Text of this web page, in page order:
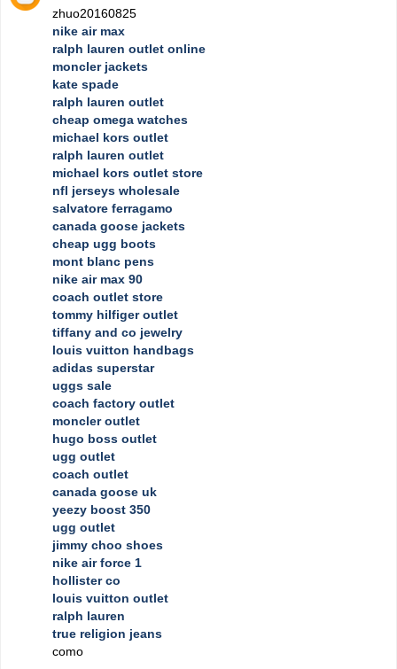
zhuo20160825
nike air max
ralph lauren outlet online
moncler jackets
kate spade
ralph lauren outlet
cheap omega watches
michael kors outlet
ralph lauren outlet
michael kors outlet store
nfl jerseys wholesale
salvatore ferragamo
canada goose jackets
cheap ugg boots
mont blanc pens
nike air max 90
coach outlet store
tommy hilfiger outlet
tiffany and co jewelry
louis vuitton handbags
adidas superstar
uggs sale
coach factory outlet
moncler outlet
hugo boss outlet
ugg outlet
coach outlet
canada goose uk
yeezy boost 350
ugg outlet
jimmy choo shoes
nike air force 1
hollister co
louis vuitton outlet
ralph lauren
true religion jeans
como